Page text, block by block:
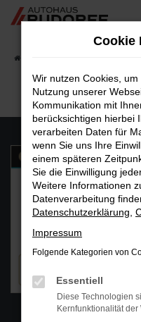
Zum
Cookie
Wir nutzen Cookies,
Nutzung unserer
Kommunikation mit
berücksichtigen hierbei
verarbeiten Daten für
wenn Sie uns Ihre
einem späteren
Sie die Einwilligung
Weitere Informationen
Datenverarbeitung
Datenschutzerklärung
Impressum
Folgende Kategorien von
Essentiell
Diese Technologien
Kernfunktionalität